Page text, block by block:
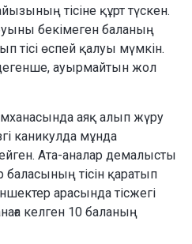
тісіне құрт түскен.
бекімеген баланың
тісі өспей қалуы мүмкін.
ауырмайтын жол
аяқ алып жүру
каникулда мұнда
Ата-аналар демалысты
баласының тісін қаратып
арасында тісжегі
келген 10 баланың